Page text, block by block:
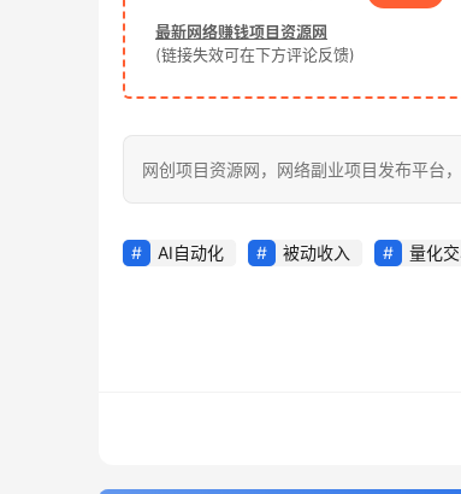
最新网络赚钱项目资源网
(链接失效可在下方评论反馈)
网创项目资源网，网络副业项目发布平
AI自动化 被动收入 量化